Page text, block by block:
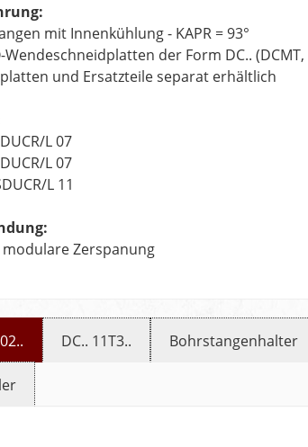
mit Innenkühlung - KAPR = 93°
Wendeschneidplatten der Form DC.. (DCMT,
und Ersatzteile separat erhältlich
L 07
L 07
L 11
modulare Zerspanung
DC.. 11T3.. Bohrstangenhalter